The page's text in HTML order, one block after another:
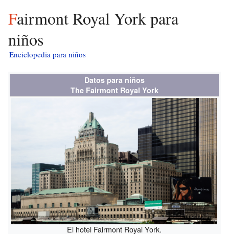
Fairmont Royal York para
niños
Enciclopedia para niños
Datos para niños
The Fairmont Royal York
El hotel Fairmont Royal York.